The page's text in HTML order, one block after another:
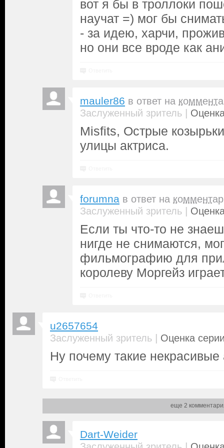
вот я бы в троллоки
научат =) мог бы
- за идею, харчи,
но они все вроде как
mauler86 в ответ на
Заслуженный зритель |
Misfits, Острые
улицы актриса.
forumna в ответ на
Заслуженный зритель |
Если ты что-то не
нигде не снимаются,
фильмографию для
королеву Моргейз
u2657654
Заслуженный зритель | Оценка
Ну почему такие некрасивые
еще 2
Dart-Weider